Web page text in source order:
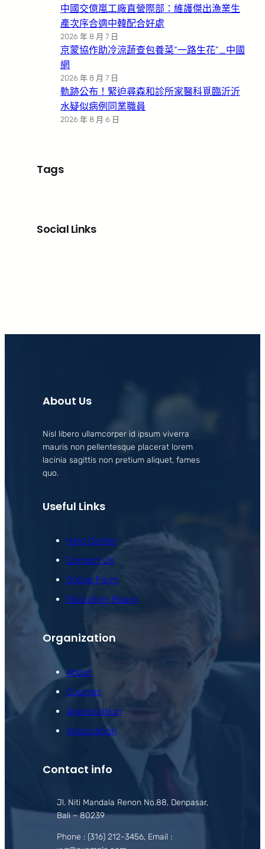
中國交億嵐工廠直營際部：維護傑出漁業生
產次序合適中韓配合好處
2026 年 8 月 7 日
京蒙協作助冷涼蔬查包養菜“一路生花”_中國
網
2026 年 8 月 7 日
軌跡公布！緊迫尋森和診所家醫科覓臨沂沂
水疑似病例同業職員
2026 年 8 月 6 日
Tags
Social Links
About Us
Nisl libero ullamcorper id ipsum viverra
mauris non pellentesque placerat lorem
lacinia sagittis non pretium aliquet, fames
quo.
Useful Links
Help Center
Contact Us
Online Form
Education Board
Organization
About
Courses
Appreciation
Association
Contact info
Jl. Niti Mandala Renon No.88, Denpasar,
Bali – 80239
Phone : (316) 212-3456, Email :